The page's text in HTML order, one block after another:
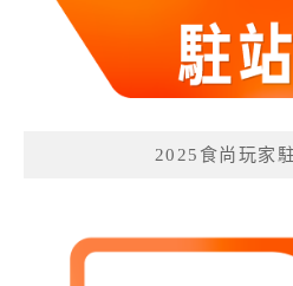
2025食尚玩家